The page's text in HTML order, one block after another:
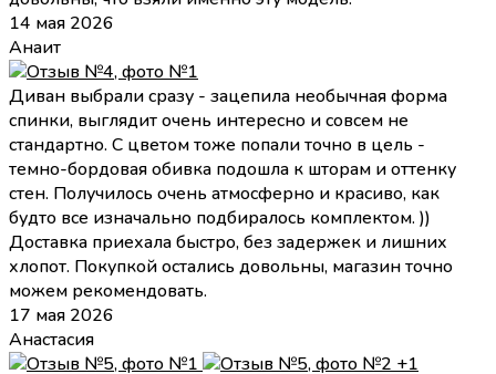
14 мая 2026
Анаит
Диван выбрали сразу - зацепила необычная форма
спинки, выглядит очень интересно и совсем не
стандартно. С цветом тоже попали точно в цель -
темно-бордовая обивка подошла к шторам и оттенку
стен. Получилось очень атмосферно и красиво, как
будто все изначально подбиралось комплектом. ))
Доставка приехала быстро, без задержек и лишних
хлопот. Покупкой остались довольны, магазин точно
можем рекомендовать.
17 мая 2026
Анастасия
+1